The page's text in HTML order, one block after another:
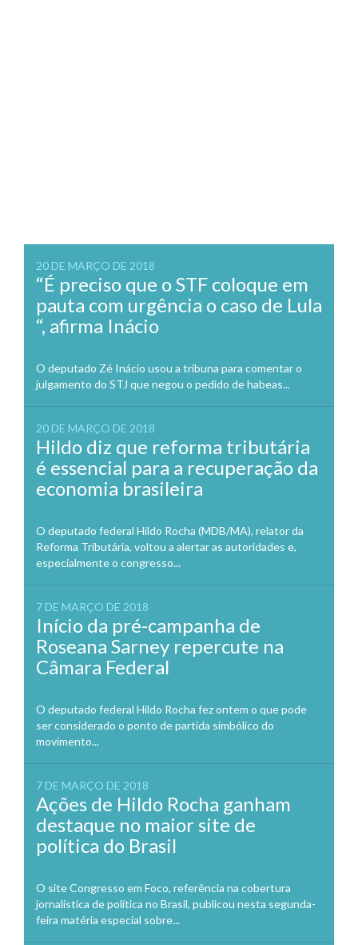
20 DE MARÇO DE 2018
“É preciso que o STF coloque em
pauta com urgência o caso de Lula
“, afirma Inácio
O deputado Zé Inácio usou a tribuna para comentar o
julgamento do STJ que negou o pedido de habeas...
20 DE MARÇO DE 2018
Hildo diz que reforma tributária
é essencial para a recuperação da
economia brasileira
O deputado federal Hildo Rocha (MDB/MA), relator da
Reforma Tributária, voltou a alertar as autoridades e,
especialmente o congresso...
7 DE MARÇO DE 2018
Início da pré-campanha de
Roseana Sarney repercute na
Câmara Federal
O deputado federal Hildo Rocha fez ontem o que pode
ser considerado o ponto de partida simbólico do
movimento...
7 DE MARÇO DE 2018
Ações de Hildo Rocha ganham
destaque no maior site de
política do Brasil
O site Congresso em Foco, referência na cobertura
jornalística de política no Brasil, publicou nesta segunda-
feira matéria especial sobre...